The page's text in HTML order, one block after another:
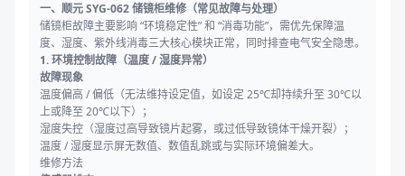
一、顺元 SYG-062 储镜柜维修（常见故障与处理）
储镜柜故障主要影响 “环境稳定性” 和 “消毒功能”，需优先保障温
度、湿度、紫外线消毒三大核心模块正常，同时排查电气安全隐患。
1. 环境控制故障（温度 / 湿度异常）
故障现象
温度偏高 / 偏低（无法维持设定值，如设定 25℃却持续升至 30℃以
上或降至 20℃以下）；
湿度失控（湿度过高导致镜片起雾，或过低导致镜体干燥开裂）；
温度 / 湿度显示屏无数值、数值乱跳或与实际环境偏差大。
维修方法